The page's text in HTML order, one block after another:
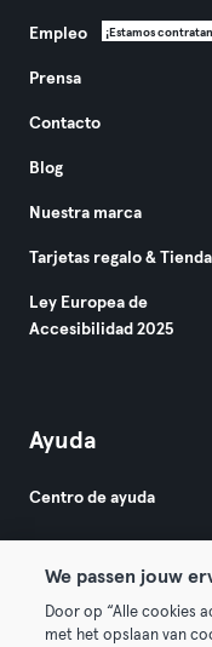
Empleo ¡Estamos
Prensa
Contacto
Blog
Nuestra marca
Tarjetas regalo & Tienda
Ley Europea de
Accesibilidad 2025
Ayuda
Centro de ayuda
We passen jouw
Door op “Alle cookies
met het opslaan van